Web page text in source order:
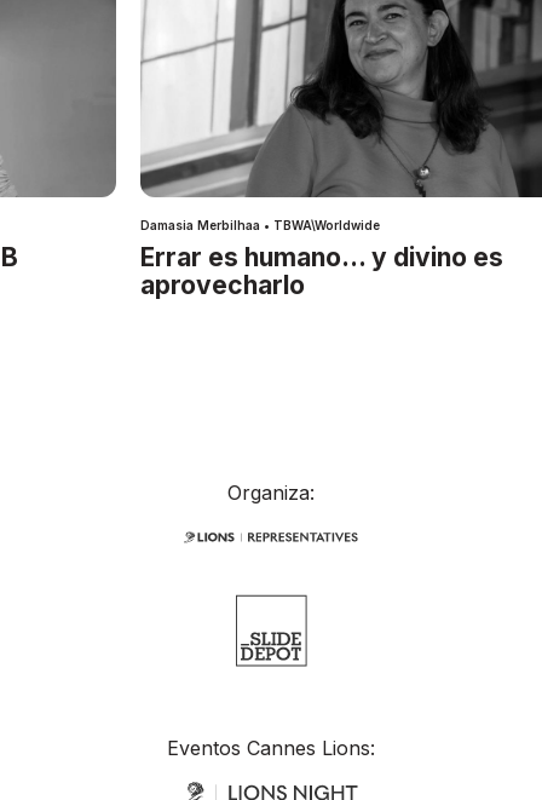
Damasia Merbilhaa • TBWA\Worldwide
Errar es humano… y divino es
aprovecharlo
Organiza:
Eventos Cannes Lions: